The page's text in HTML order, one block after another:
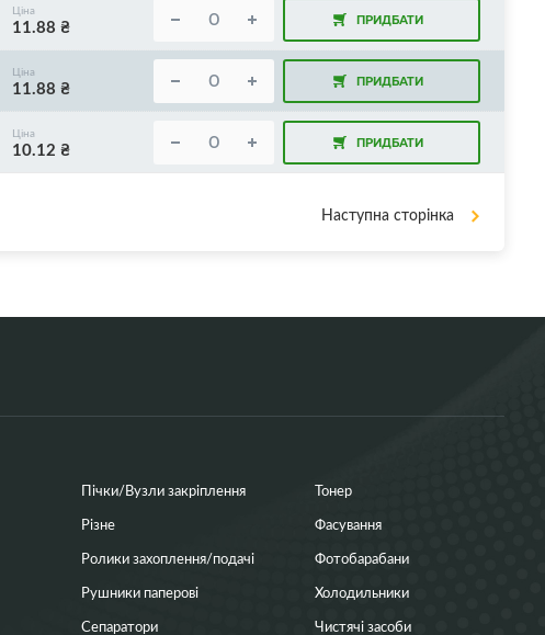
Ціна
11.88 ₴ ПРИДБАТИ
Ціна
11.88 ₴ ПРИДБАТИ
Ціна
10.12 ₴ ПРИДБАТИ
Наступна сторінка
Пічки/Вузли закріплення
Різне
Ролики захоплення/подачі
Рушники паперові
Сепаратори
Тонер
Фасування
Фотобарабани
Холодильники
Чистячі засоби